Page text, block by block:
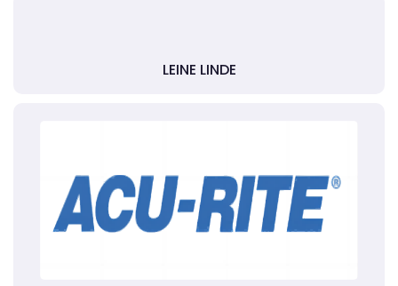
LEINE LINDE